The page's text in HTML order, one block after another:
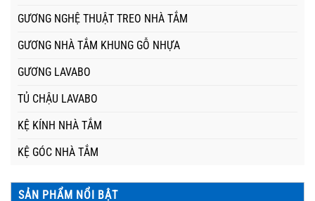
GƯƠNG NGHỆ THUẬT TREO NHÀ TẮM
GƯƠNG NHÀ TẮM KHUNG GỖ NHỰA
GƯƠNG LAVABO
TỦ CHẬU LAVABO
KỆ KÍNH NHÀ TẮM
KỆ GÓC NHÀ TẮM
SẢN PHẨM NỔI BẬT